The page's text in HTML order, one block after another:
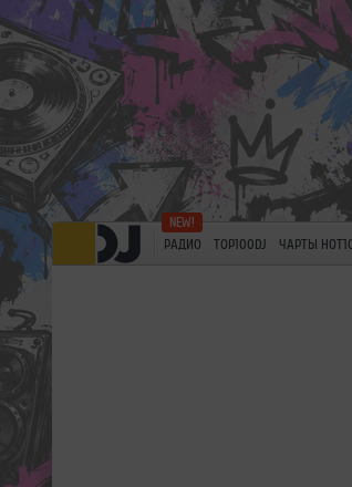
РАДИО TOP100DJ ЧАРТЫ